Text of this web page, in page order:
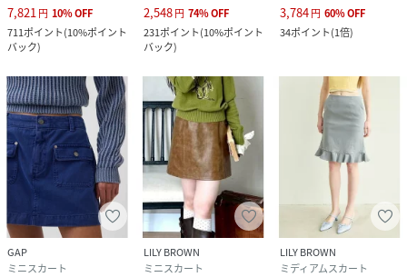
7,821円 10%OFF
711ポイント(10%ポイント
バック)
2,548円 74%OFF
231ポイント(10%ポイント
バック)
3,784円 60%OFF
34ポイント(1倍)
GAP
ミニスカート
LILY BROWN
ミニスカート
LILY BROWN
ミディアムスカート